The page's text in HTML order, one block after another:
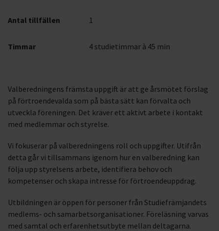
Antal tillfällen 1
Timmar 4 studietimmar à 45 min
Valberedningens främsta uppgift är att ge årsmötet förslag
på förtroendevalda som på bästa sätt kan förvalta och
utveckla föreningen. Det kräver ett aktivt arbete i kontakt
med medlemmar och styrelse.
Vi fokuserar på valberedningens roll och uppgifter. Utifrån
detta går vi tillsammans igenom hur en valberedning kan
följa upp styrelsens arbete, identifiera behov och
kompetenser och skapa intresse för förtroendeuppdrag.
Utbildningen är öppen för personer från Studiefrämjandets
medlems- och samarbetsorganisationer. Föreläsning varvas
med samtal och erfarenhetsutbyte mellan deltagarna.